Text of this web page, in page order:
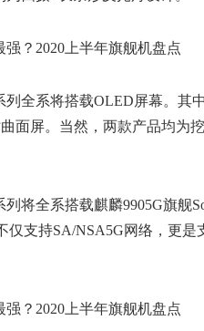
列全系将搭载OLED屏幕。其
曲面屏。当然，两款产品均为
列将全系搭载麒麟9905G旗舰
仅支持SA/NSA5G网络，更